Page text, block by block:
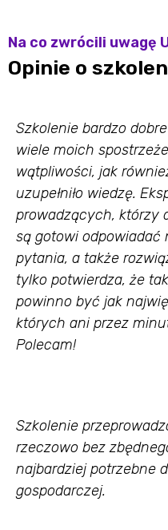
Na co zwrócili uwagę
Opinie o
Szkolenie bardzo
wiele moich
wątpliwości, jak
uzupełniło wiedzę.
prowadzących, którzy
są gotowi odpowiadać
pytania, a także
tylko potwierdza, że
powinno być jak
których ani przez
Polecam!
Szkolenie
rzeczowo bez
najbardziej potrzebne
gospodarczej.